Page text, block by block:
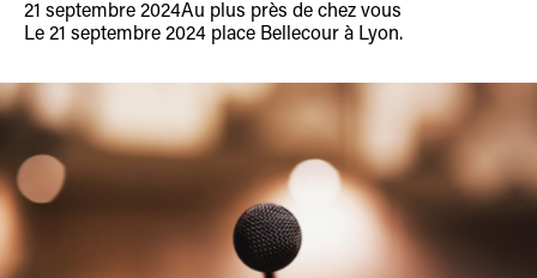
21 septembre 2024Au plus près de chez vous
Le 21 septembre 2024 place Bellecour à Lyon.